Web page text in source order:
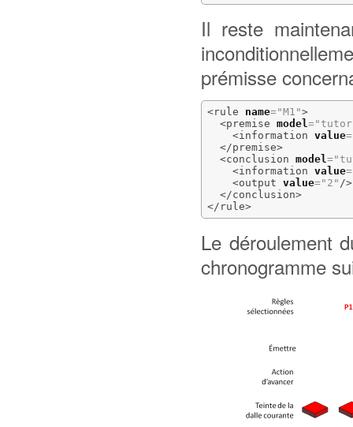
Il reste
prémisse
<rule name="M1">
<premise model=
<information value=
</premise>
<conclusion model=
<information value=
<output value="2" />
</conclusion>
</rule>
Le déroulement
chronogramme